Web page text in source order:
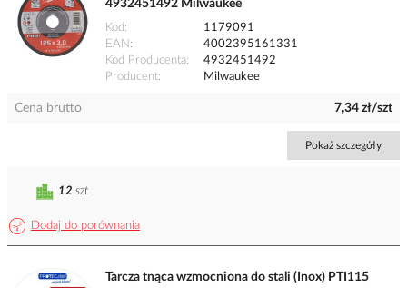
4932451492 Milwaukee
Kod
1179091
EAN
4002395161331
Kod Producenta
4932451492
Producent
Milwaukee
Cena brutto 7,34 zł/szt
Pokaż szczegóły
Dodaj do porównania
12 szt
Tarcza tnąca wzmocniona do stali (Inox) PTI115